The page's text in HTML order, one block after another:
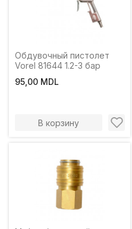
Обдувочный пистолет
Vorel 81644 1.2-3 бар
95,00 MDL
В корзину